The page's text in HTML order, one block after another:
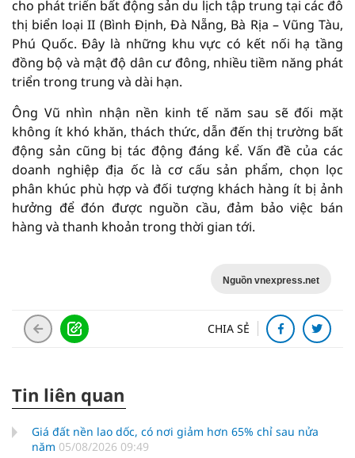
cho phát triển bất động sản du lịch tập trung tại các đô
thị biển loại II (Bình Định, Đà Nẵng, Bà Rịa – Vũng Tàu,
Phú Quốc. Đây là những khu vực có kết nối hạ tầng
đồng bộ và mật độ dân cư đông, nhiều tiềm năng phát
triển trong trung và dài hạn.
Ông Vũ nhìn nhận nền kinh tế năm sau sẽ đối mặt
không ít khó khăn, thách thức, dẫn đến thị trường bất
động sản cũng bị tác động đáng kể. Vấn đề của các
doanh nghiệp địa ốc là cơ cấu sản phẩm, chọn lọc
phân khúc phù hợp và đối tượng khách hàng ít bị ảnh
hưởng để đón được nguồn cầu, đảm bảo việc bán
hàng và thanh khoản trong thời gian tới.
Nguồn vnexpress.net
CHIA SẺ
Tin liên quan
Giá đất nền lao dốc, có nơi giảm hơn 65% chỉ sau nửa
năm 05/08/2026 09:49